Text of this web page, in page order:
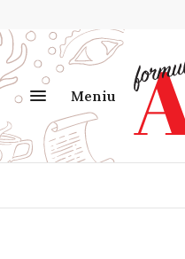
Meniu